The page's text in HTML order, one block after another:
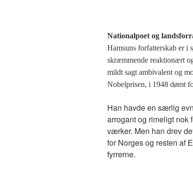
Nationalpoet og
Hamsuns forfatterskab er i
skræmmende reaktionært
mildt sagt ambivalent og
Nobelprisen, i 1948 dømt
Han havde en særlig
arrogant og rimeligt nok
værker. Men han drev
for Norges og resten af
fyrrerne.